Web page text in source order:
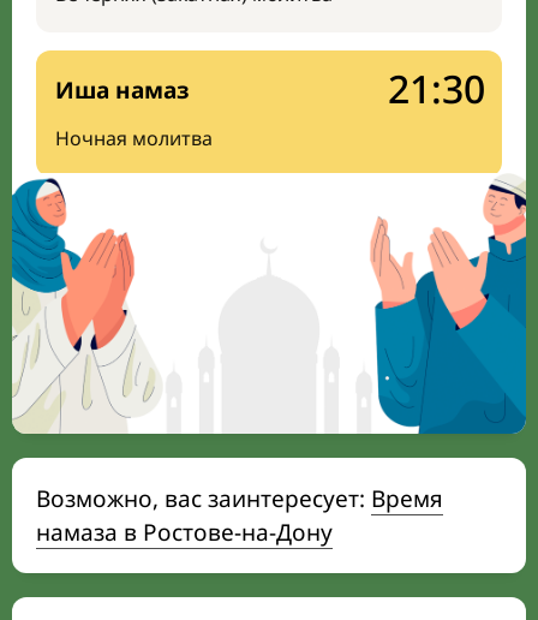
Иша намаз
Ночная молитва
21:30
Возможно, вас заинтересует: Время
намаза в Ростове-на-Дону